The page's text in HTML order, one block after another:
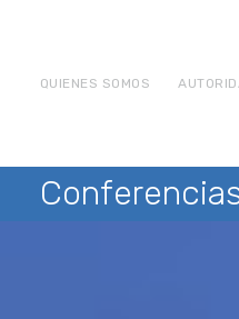
QUIENES SOMOS